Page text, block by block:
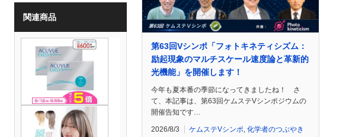
関連商品
第63回Vシンポ「フォトキネティシズム：
励起現象のマルチスケール速度論と革新的
光機能」を開催します！
今年も夏本番の季節になってきましたね！ さ
て、本記事は、第63回ケムステVシンポジウムの
開催告知です…
2026/8/3 ケムステVシンポ, 化学者のつぶやき